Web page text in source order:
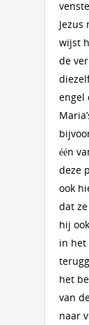
wijst
de
engel
één
deze
ook
dat
hij
in het
het
van
naar